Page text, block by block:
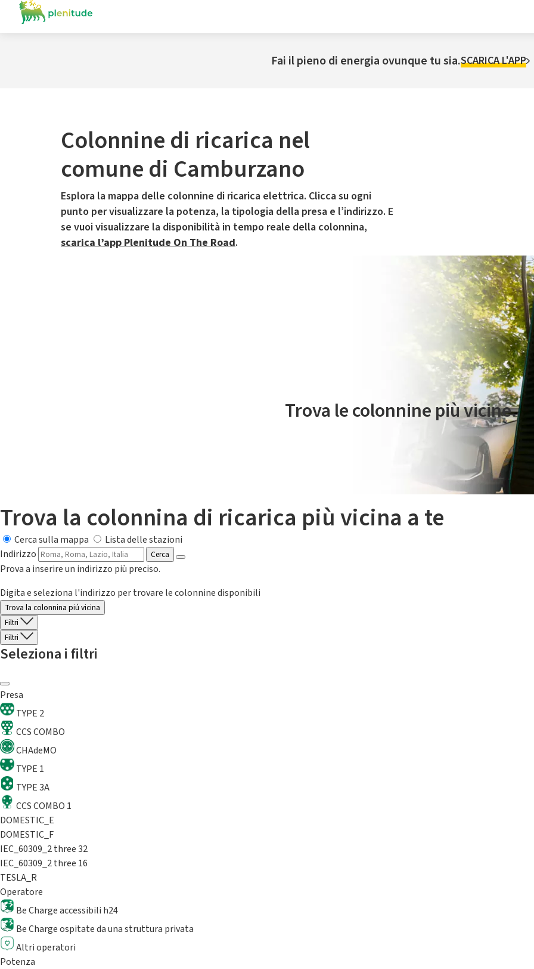
Fai il pieno di energia ovunque tu sia.SCARICA L'APP
Colonnine di ricarica nel
comune di Camburzano
Esplora la mappa delle colonnine di ricarica elettrica. Clicca su ogni
punto per visualizzare la potenza, la tipologia della presa e l’indirizzo. E
se vuoi visualizzare la disponibilità in tempo reale della colonnina,
scarica l’app Plenitude On The Road.
Il servizio di mobilità elettrica è gestito da Plenitude On The Road
Trova le colonnine più vicine.
Trova la colonnina di ricarica più vicina a te
Cerca sulla mappa
Lista delle stazioni
Indirizzo
Cerca
Prova a inserire un indirizzo più preciso.
Digita e seleziona l'indirizzo per trovare le colonnine disponibili
Trova la colonnina piú vicina
Filtri
Filtri
Seleziona i filtri
Presa
TYPE 2
CCS COMBO
CHAdeMO
TYPE 1
TYPE 3A
CCS COMBO 1
DOMESTIC_E
DOMESTIC_F
IEC_60309_2 three 32
IEC_60309_2 three 16
TESLA_R
Operatore
Be Charge accessibili h24
Be Charge ospitate da una struttura privata
Altri operatori
Potenza